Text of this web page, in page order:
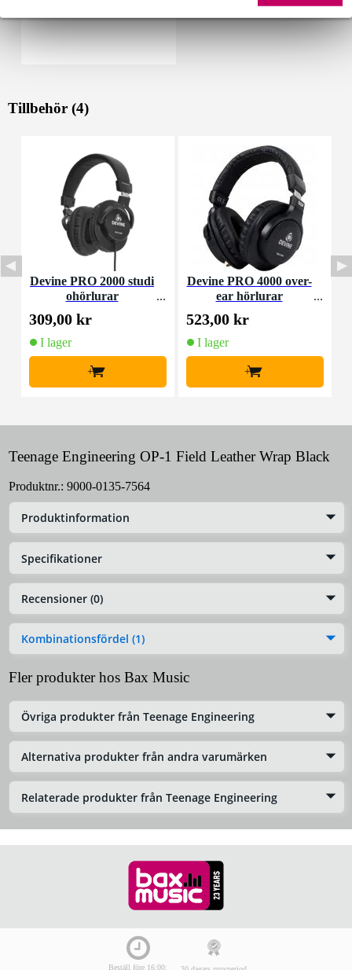
Tillbehör (4)
Devine PRO 2000 studi
ohörlurar
309,00 kr
I lager
+
Devine PRO 4000 over-
ear hörlurar
523,00 kr
I lager
+
Teenage Engineering OP-1 Field Leather Wrap Black
Produktnr.: 9000-0135-7564
Produktinformation
Specifikationer
Recensioner (0)
Kombinationsfördel (1)
Fler produkter hos Bax Music
Övriga produkter från Teenage Engineering
Alternativa produkter från andra varumärken
Relaterade produkter från Teenage Engineering
Beställ före 16:00: